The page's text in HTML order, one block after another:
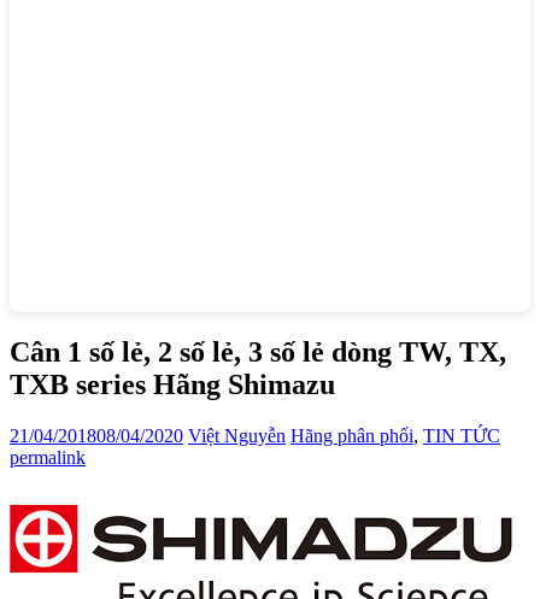
Cân 1 số lẻ, 2 số lẻ, 3 số lẻ dòng TW, TX,
TXB series Hãng Shimazu
21/04/201808/04/2020 Việt Nguyễn Hãng phân phối, TIN TỨC
permalink